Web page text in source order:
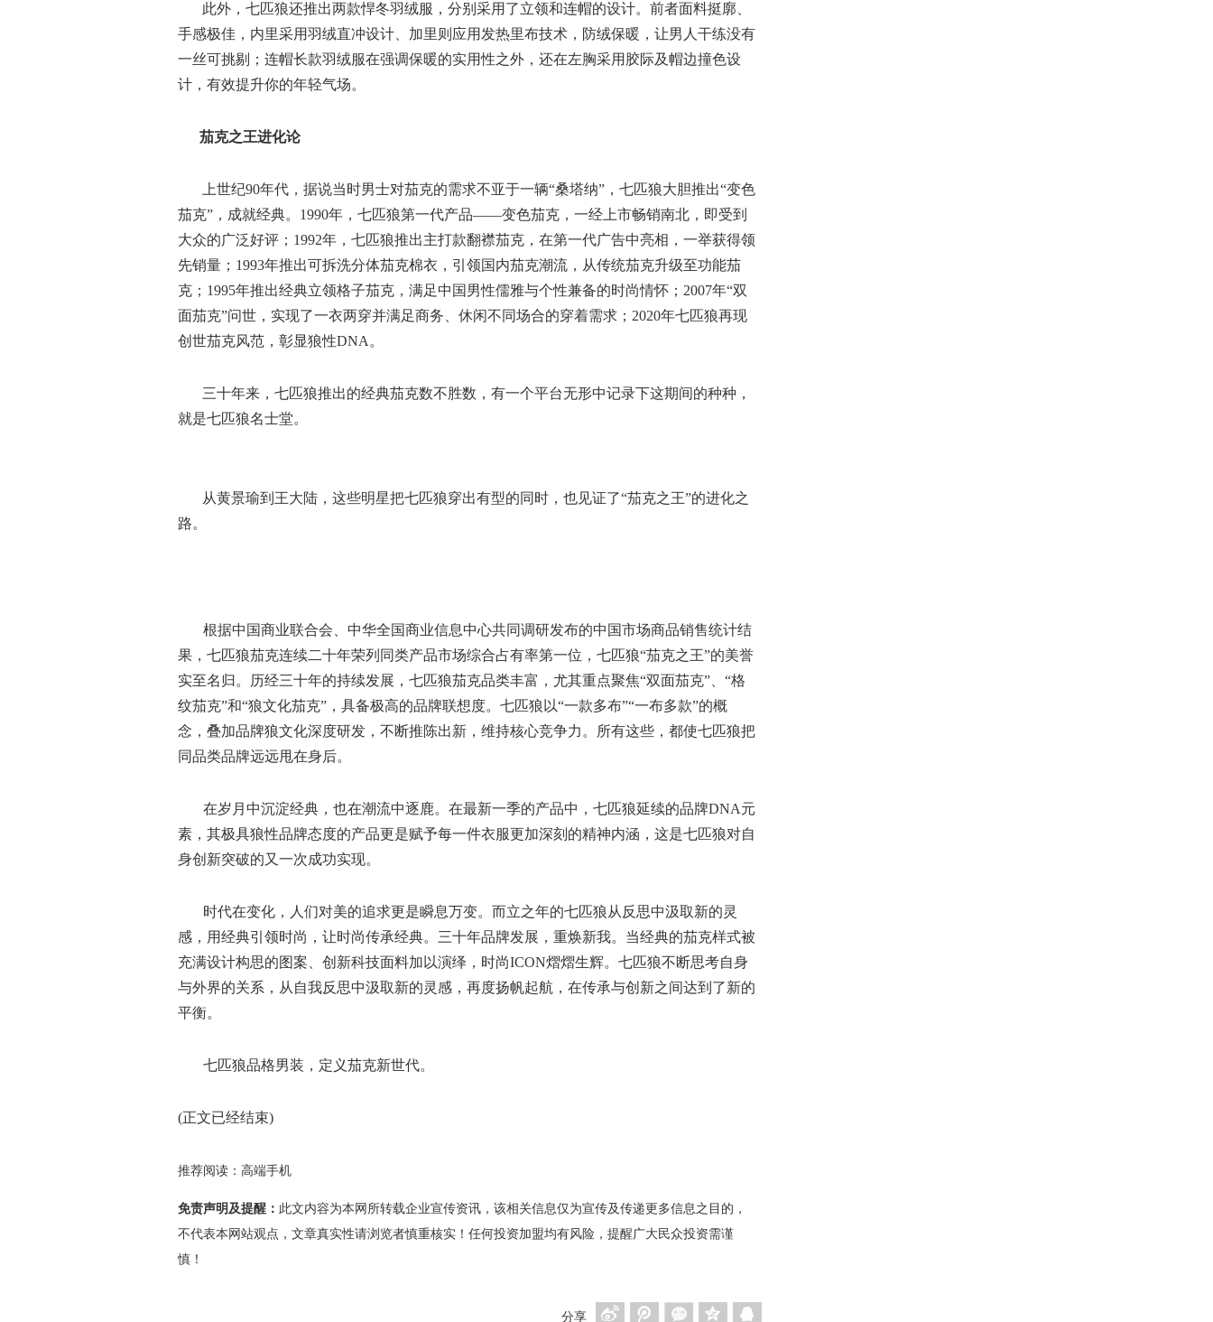
此外，七匹狼还推出两款悍冬羽绒服，分别采用了立领和连帽的设计。前者面料挺廓、
手感极佳，内里采用羽绒直冲设计、加里则应用发热里布技术，防绒保暖，让男人干练没有
一丝可挑剔；连帽长款羽绒服在强调保暖的实用性之外，还在左胸采用胶际及帽边撞色设
计，有效提升你的年轻气场。
茄克之王进化论
上世纪90年代，据说当时男士对茄克的需求不亚于一辆“桑塔纳”，七匹狼大胆推出“变色
茄克”，成就经典。1990年，七匹狼第一代产品——变色茄克，一经上市畅销南北，即受到
大众的广泛好评；1992年，七匹狼推出主打款翻襟茄克，在第一代广告中亮相，一举获得领
先销量；1993年推出可拆洗分体茄克棉衣，引领国内茄克潮流，从传统茄克升级至功能茄
克；1995年推出经典立领格子茄克，满足中国男性儒雅与个性兼备的时尚情怀；2007年“双
面茄克”问世，实现了一衣两穿并满足商务、休闲不同场合的穿着需求；2020年七匹狼再现
创世茄克风范，彰显狼性DNA。
三十年来，七匹狼推出的经典茄克数不胜数，有一个平台无形中记录下这期间的种种，
就是七匹狼名士堂。
从黄景瑜到王大陆，这些明星把七匹狼穿出有型的同时，也见证了“茄克之王”的进化之
路。
根据中国商业联合会、中华全国商业信息中心共同调研发布的中国市场商品销售统计结
果，七匹狼茄克连续二十年荣列同类产品市场综合占有率第一位，七匹狼“茄克之王”的美誉
实至名归。历经三十年的持续发展，七匹狼茄克品类丰富，尤其重点聚焦“双面茄克”、“格
纹茄克”和“狼文化茄克”，具备极高的品牌联想度。七匹狼以“一款多布”“一布多款”的概
念，叠加品牌狼文化深度研发，不断推陈出新，维持核心竞争力。所有这些，都使七匹狼把
同品类品牌远远甩在身后。
在岁月中沉淀经典，也在潮流中逐鹿。 在最新一季的产品中，七匹狼延续的品牌DNA元
素，其极具狼性品牌态度的产品更是赋予每一件衣服更加深刻的精神内涵，这是七匹狼对自
身创新突破的又一次成功实现。
时代在变化，人们对美的追求更是瞬息万变。而立之年的七匹狼从反思中汲取新的灵
感，用经典引领时尚，让时尚传承经典。三十年品牌发展，重焕新我。当经典的茄克样式被
充满设计构思的图案、创新科技面料加以演绎，时尚ICON熠熠生辉。七匹狼不断思考自身
与外界的关系，从自我反思中汲取新的灵感，再度扬帆起航，在传承与创新之间达到了新的
平衡。
七匹狼品格男装，定义茄克新世代。
(正文已经结束)
推荐阅读： 高端手机
免责声明及提醒： 此文内容为本网所转载企业宣传资讯，该相关信息仅为宣传及传递更多信息之目的，
不代表本网站观点，文章真实性请浏览者慎重核实！任何投资加盟均有风险，提醒广大民众投资需谨
慎！
分享